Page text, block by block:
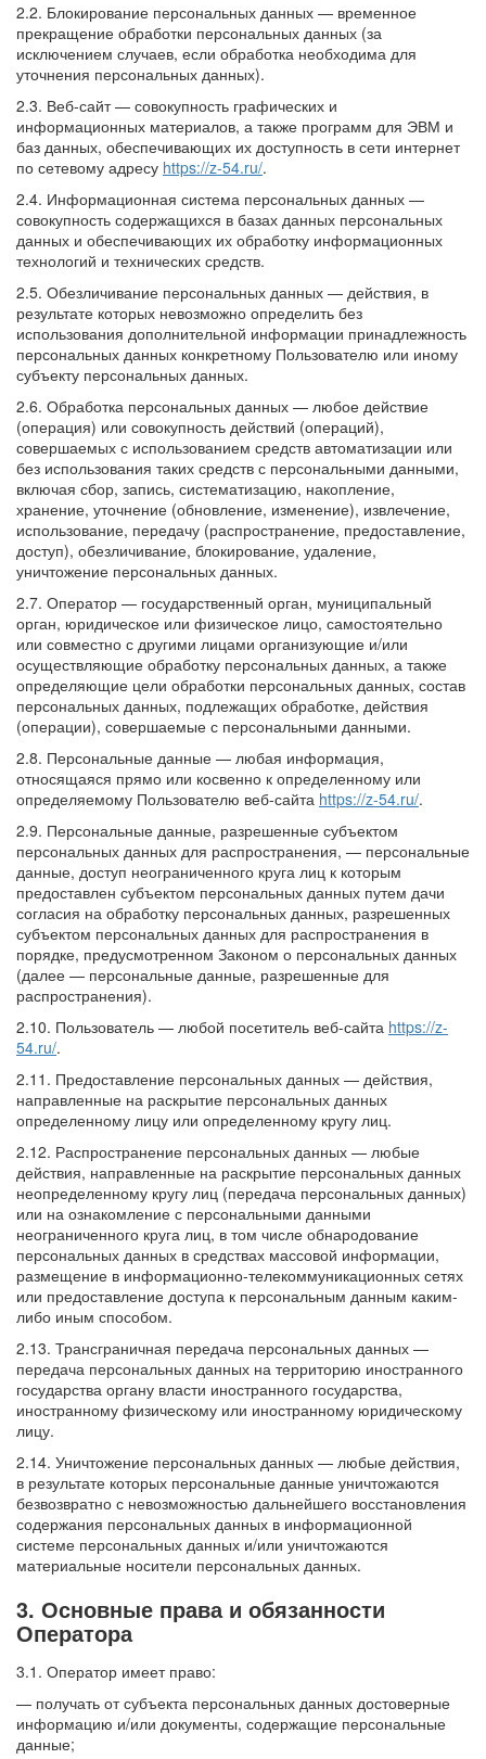
2.2. Блокирование персональных данных — временное
прекращение обработки персональных данных (за
исключением случаев, если обработка необходима для
уточнения персональных данных).
2.3. Веб-сайт — совокупность графических и
информационных материалов, а также программ для ЭВМ и
баз данных, обеспечивающих их доступность в сети интернет
по сетевому адресу https://z-54.ru/.
2.4. Информационная система персональных данных —
совокупность содержащихся в базах данных персональных
данных и обеспечивающих их обработку информационных
технологий и технических средств.
2.5. Обезличивание персональных данных — действия, в
результате которых невозможно определить без
использования дополнительной информации принадлежность
персональных данных конкретному Пользователю или иному
субъекту персональных данных.
2.6. Обработка персональных данных — любое действие
(операция) или совокупность действий (операций),
совершаемых с использованием средств автоматизации или
без использования таких средств с персональными данными,
включая сбор, запись, систематизацию, накопление,
хранение, уточнение (обновление, изменение), извлечение,
использование, передачу (распространение, предоставление,
доступ), обезличивание, блокирование, удаление,
уничтожение персональных данных.
2.7. Оператор — государственный орган, муниципальный
орган, юридическое или физическое лицо, самостоятельно
или совместно с другими лицами организующие и/или
осуществляющие обработку персональных данных, а также
определяющие цели обработки персональных данных, состав
персональных данных, подлежащих обработке, действия
(операции), совершаемые с персональными данными.
2.8. Персональные данные — любая информация,
относящаяся прямо или косвенно к определенному или
определяемому Пользователю веб-сайта https://z-54.ru/.
2.9. Персональные данные, разрешенные субъектом
персональных данных для распространения, — персональные
данные, доступ неограниченного круга лиц к которым
предоставлен субъектом персональных данных путем дачи
согласия на обработку персональных данных, разрешенных
субъектом персональных данных для распространения в
порядке, предусмотренном Законом о персональных данных
(далее — персональные данные, разрешенные для
распространения).
2.10. Пользователь — любой посетитель веб-сайта https://z-
54.ru/.
2.11. Предоставление персональных данных — действия,
направленные на раскрытие персональных данных
определенному лицу или определенному кругу лиц.
2.12. Распространение персональных данных — любые
действия, направленные на раскрытие персональных данных
неопределенному кругу лиц (передача персональных данных)
или на ознакомление с персональными данными
неограниченного круга лиц, в том числе обнародование
персональных данных в средствах массовой информации,
размещение в информационно-телекоммуникационных сетях
или предоставление доступа к персональным данным каким-
либо иным способом.
2.13. Трансграничная передача персональных данных —
передача персональных данных на территорию иностранного
государства органу власти иностранного государства,
иностранному физическому или иностранному юридическому
лицу.
2.14. Уничтожение персональных данных — любые действия,
в результате которых персональные данные уничтожаются
безвозвратно с невозможностью дальнейшего восстановления
содержания персональных данных в информационной
системе персональных данных и/или уничтожаются
материальные носители персональных данных.
3. Основные права и обязанности
Оператора
3.1. Оператор имеет право:
— получать от субъекта персональных данных достоверные
информацию и/или документы, содержащие персональные
данные;